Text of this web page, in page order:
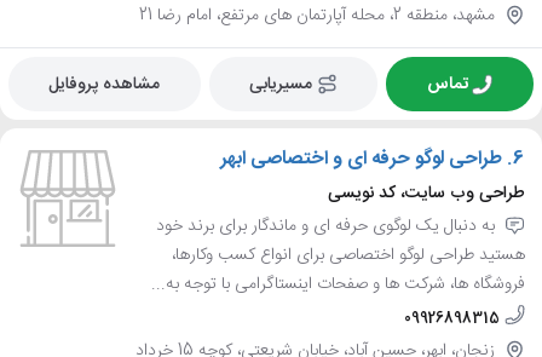
مشهد، منطقه 2، محله آپارتمان های مرتفع، امام رضا 21
تماس مسیریابی مشاهده پروفایل
6. طراحی لوگو حرفه ای و اختصاصی ابهر
طراحی وب سایت، کد نویسی
به دنبال یک لوگوی حرفه ای و ماندگار برای برند خود
هستید طراحی لوگو اختصاصی برای انواع کسب وکارها،
فروشگاه ها، شرکت ها و صفحات اینستاگرامی با توجه به...
09926898315
زنجان، ابهر، حسین آباد، خیابان شریعتی، کوچه 15 خرداد